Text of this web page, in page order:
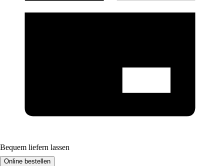
Bequem liefern lassen
Online bestellen